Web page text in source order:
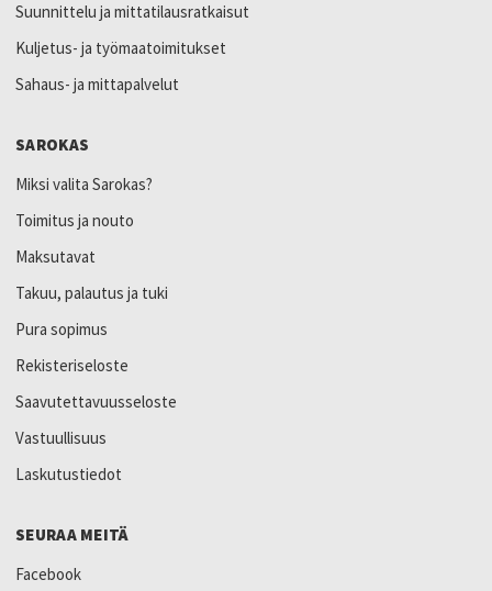
Suunnittelu ja mittatilausratkaisut
Kuljetus- ja työmaatoimitukset
Sahaus- ja mittapalvelut
SAROKAS
Miksi valita Sarokas?
Toimitus ja nouto
Maksutavat
Takuu, palautus ja tuki
Pura sopimus
Rekisteriseloste
Saavutettavuusseloste
Vastuullisuus
Laskutustiedot
SEURAA MEITÄ
Facebook